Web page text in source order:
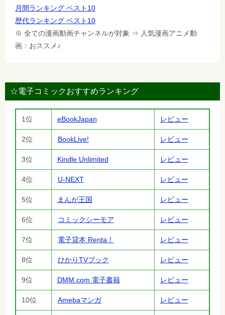
月間ランキング ベスト10
歴代ランキング ベスト10
※ 全ての漫画動画チャンネルが対象 ⇒ 人気漫画アニメ動
画：おススメ♪
☆電子コミックおすすめランキング
1位 eBookJapan レビュー
2位 BookLive! レビュー
3位 Kindle Unlimited レビュー
4位 U-NEXT レビュー
5位 まんが王国 レビュー
6位 コミックシーモア レビュー
7位 電子貸本 Renta！ レビュー
8位 ひかりTVブック レビュー
9位 DMM.com 電子書籍 レビュー
10位 Amebaマンガ レビュー